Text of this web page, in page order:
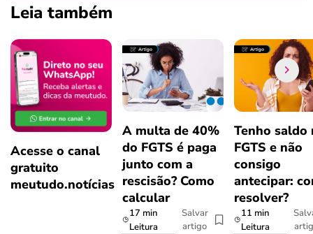
Leia também
Acesse o canal
gratuito
meutudo.notícias
A multa de 40%
do FGTS é paga
junto com a
rescisão? Como
calcular
17 min
Leitura
Salvar
artigo
Tenho saldo
FGTS e não
consigo
antecipar:
resolver?
11 min
Leitura